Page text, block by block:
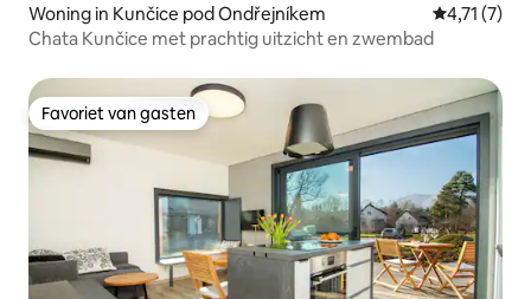
Woning in Kunčice pod Ondřejníkem
4,71 (7)
Chata Kunčice met prachtig uitzicht en zwembad
Favoriet van gasten
Favoriet van gasten